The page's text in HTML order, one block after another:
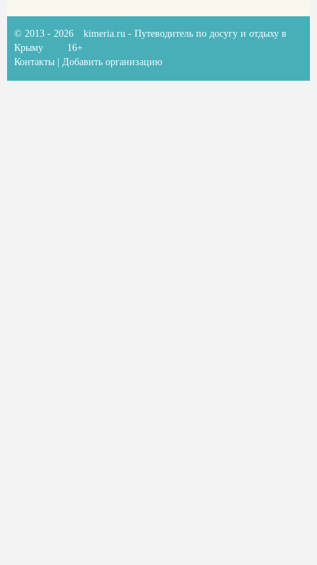
© 2013 - 2026 kimeria.ru - Путеводитель по досугу и отдыху в
Крыму
16+
Контакты
Добавить организацию